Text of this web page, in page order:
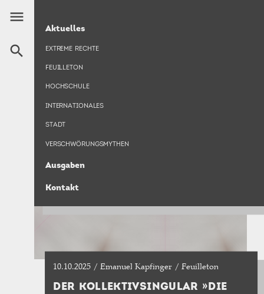
zummenu HAUPTNAVIGATION
Aktuelles
EXTREME RECHTE
FEUILLETON
HOCHSCHULE
INTERNATIONALES
STADT
VERSCHWÖRUNGSMYTHEN
Ausgaben
Kontakt
search
EMANUEL KAPFINGER
10.10.2025 / Emanuel Kapfinger / Feuilleton
DER KOLLEKTIVSINGULAR »DIE